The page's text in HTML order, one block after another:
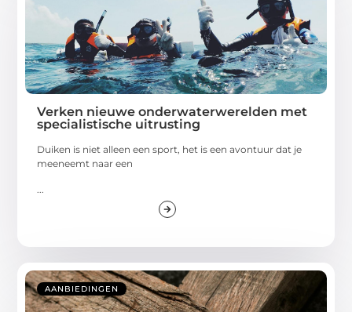
Verken nieuwe onderwaterwerelden met
specialistische uitrusting
Duiken is niet alleen een sport, het is een avontuur dat je
meeneemt naar een
AANBIEDINGEN